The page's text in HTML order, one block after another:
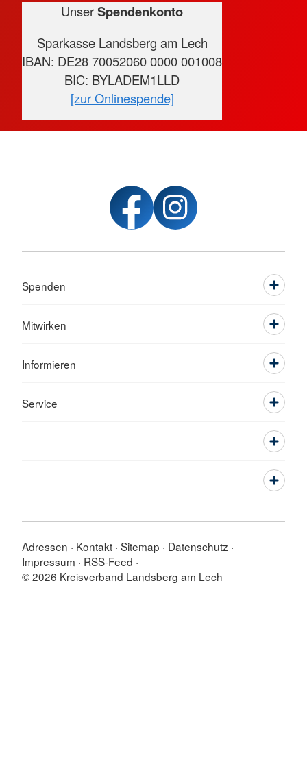
UnserSpendenkonto
Sparkasse Landsberg am Lech
IBAN: DE28 70052060 0000 001008
BIC: BYLADEM1LLD
[zur Onlinespende]
Spenden
Mitwirken
Informieren
Service
Adressen Kontakt Sitemap
Datenschutz
Impressum
RSS-Feed
© 2026 Kreisverband Landsberg am Lech